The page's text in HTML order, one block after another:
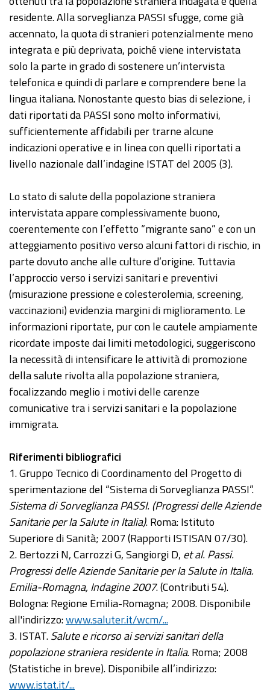
residente. Alla sorveglianza PASSI sfugge, come già
accennato, la quota di stranieri potenzialmente meno
integrata e più deprivata, poiché viene intervistata
solo la parte in grado di sostenere un’intervista
telefonica e quindi di parlare e comprendere bene la
lingua italiana. Nonostante questo bias di selezione, i
dati riportati da PASSI sono molto informativi,
sufficientemente affidabili per trarne alcune
indicazioni operative e in linea con quelli riportati a
livello nazionale dall’indagine ISTAT del 2005 (3).
Lo stato di salute della popolazione straniera
intervistata appare complessivamente buono,
coerentemente con l’effetto “migrante sano” e con un
atteggiamento positivo verso alcuni fattori di rischio, in
parte dovuto anche alle culture d’origine. Tuttavia
l’approccio verso i servizi sanitari e preventivi
(misurazione pressione e colesterolemia, screening,
vaccinazioni) evidenzia margini di miglioramento. Le
informazioni riportate, pur con le cautele ampiamente
ricordate imposte dai limiti metodologici, suggeriscono
la necessità di intensificare le attività di promozione
della salute rivolta alla popolazione straniera,
focalizzando meglio i motivi delle carenze
comunicative tra i servizi sanitari e la popolazione
immigrata.
Riferimenti bibliografici
1. Gruppo Tecnico di Coordinamento del Progetto di
sperimentazione del “Sistema di Sorveglianza PASSI”.
Sistema di Sorveglianza PASSI. (Progressi delle Aziende
Sanitarie per la Salute in Italia). Roma: Istituto
Superiore di Sanità; 2007 (Rapporti ISTISAN 07/30).
2. Bertozzi N, Carrozzi G, Sangiorgi D, et al. Passi.
Progressi delle Aziende Sanitarie per la Salute in Italia.
Emilia-Romagna, Indagine 2007. (Contributi 54).
Bologna: Regione Emilia-Romagna; 2008. Disponibile
all'indirizzo:www.saluter.it/wcm/...
3. ISTAT.Salute e ricorso ai servizi sanitari della
popolazione straniera residente in Italia. Roma; 2008
(Statistiche in breve). Disponibile all’indirizzo:
www.istat.it/...